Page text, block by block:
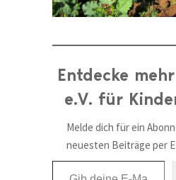
Entdecke
e.V. für
Melde dich für ein
neuesten Beiträge per
Gib deine E-Mail-Adresse ein ...